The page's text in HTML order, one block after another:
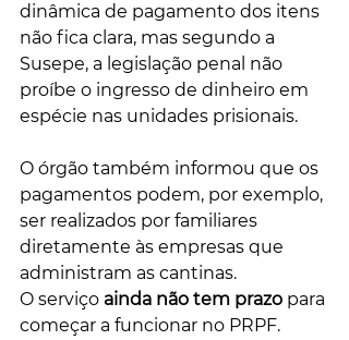
dinâmica de pagamento dos itens
não fica clara, mas segundo a
Susepe, a legislação penal não
proíbe o ingresso de dinheiro em
espécie nas unidades prisionais.
O órgão também informou que os
pagamentos podem, por exemplo,
ser realizados por familiares
diretamente às empresas que
administram as cantinas.
O serviço ainda não tem prazo para
começar a funcionar no PRPF.